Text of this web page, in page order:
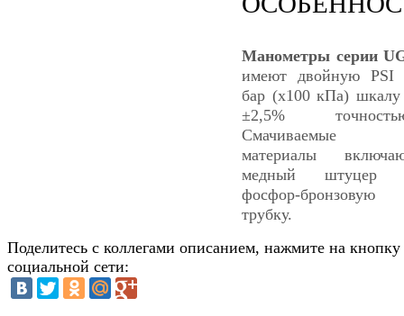
Манометры серии
имеют двойную PSI
бар (x100 кПа) шкалу
±2,5%
Смачиваемые
материалы
медный штуцер
фосфор-бронзовую
трубку.
Поделитесь с коллегами описанием, нажмите на кнопку
социальной сети: